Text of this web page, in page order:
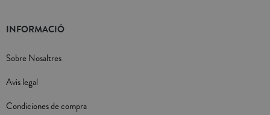
INFORMACIÓ
Sobre Nosaltres
Avis legal
Condiciones de compra